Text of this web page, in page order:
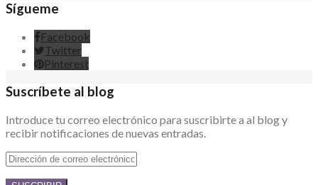
Sígueme
Facebook
Twitter
Pinterest
Suscríbete al blog
Introduce tu correo electrónico para suscribirte a al blog y
recibir notificaciones de nuevas entradas.
Dirección
de